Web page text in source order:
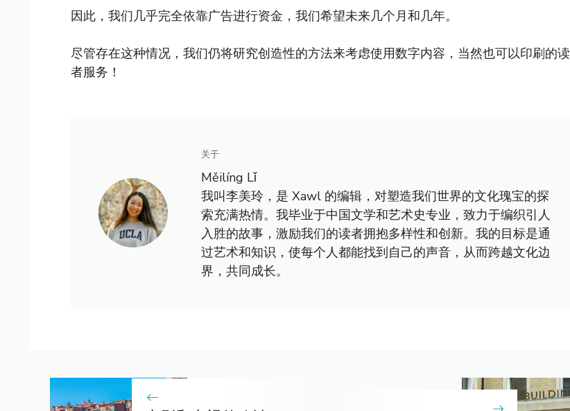
因此，我们几乎完全依靠广告进行资金，我们希望未来几个月和几年。
尽管存在这种情况，我们仍将研究创造性的方法来考虑使用数字内容，当然也可以印刷的读
者服务！
关于
Měilíng Lǐ
我叫李美玲，是 Xawl 的编辑，对塑造我们世界的文化瑰宝的探
索充满热情。我毕业于中国文学和艺术史专业，致力于编织引人
入胜的故事，激励我们的读者拥抱多样性和创新。我的目标是通
过艺术和知识，使每个人都能找到自己的声音，从而跨越文化边
界，共同成长。